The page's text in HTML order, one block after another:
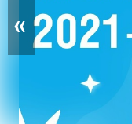
«